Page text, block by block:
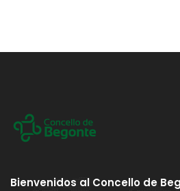
Bienvenidos al Concello de